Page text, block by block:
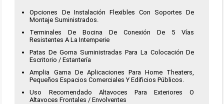
Opciones De Instalación Flexibles Con Soportes De
Montaje Suministrados.
Terminales De Bocina De Conexión De 5 Vías
Resistentes A La Intemperie
Patas De Goma Suministradas Para La Colocación De
Escritorio / Estantería
Amplia Gama De Aplicaciones Para Home Theaters,
Pequeños Espacios Comerciales Y Edificios Públicos.
Uso Recomendado Altavoces Para Exteriores O
Altavoces Frontales / Envolventes